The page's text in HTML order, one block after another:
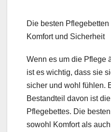
Die besten
Komfort und Sicherheit
Wenn es um die Pflege
ist es wichtig, dass sie
sicher und wohl fühlen.
Bestandteil davon ist
Pflegebettes. Die
sowohl Komfort als